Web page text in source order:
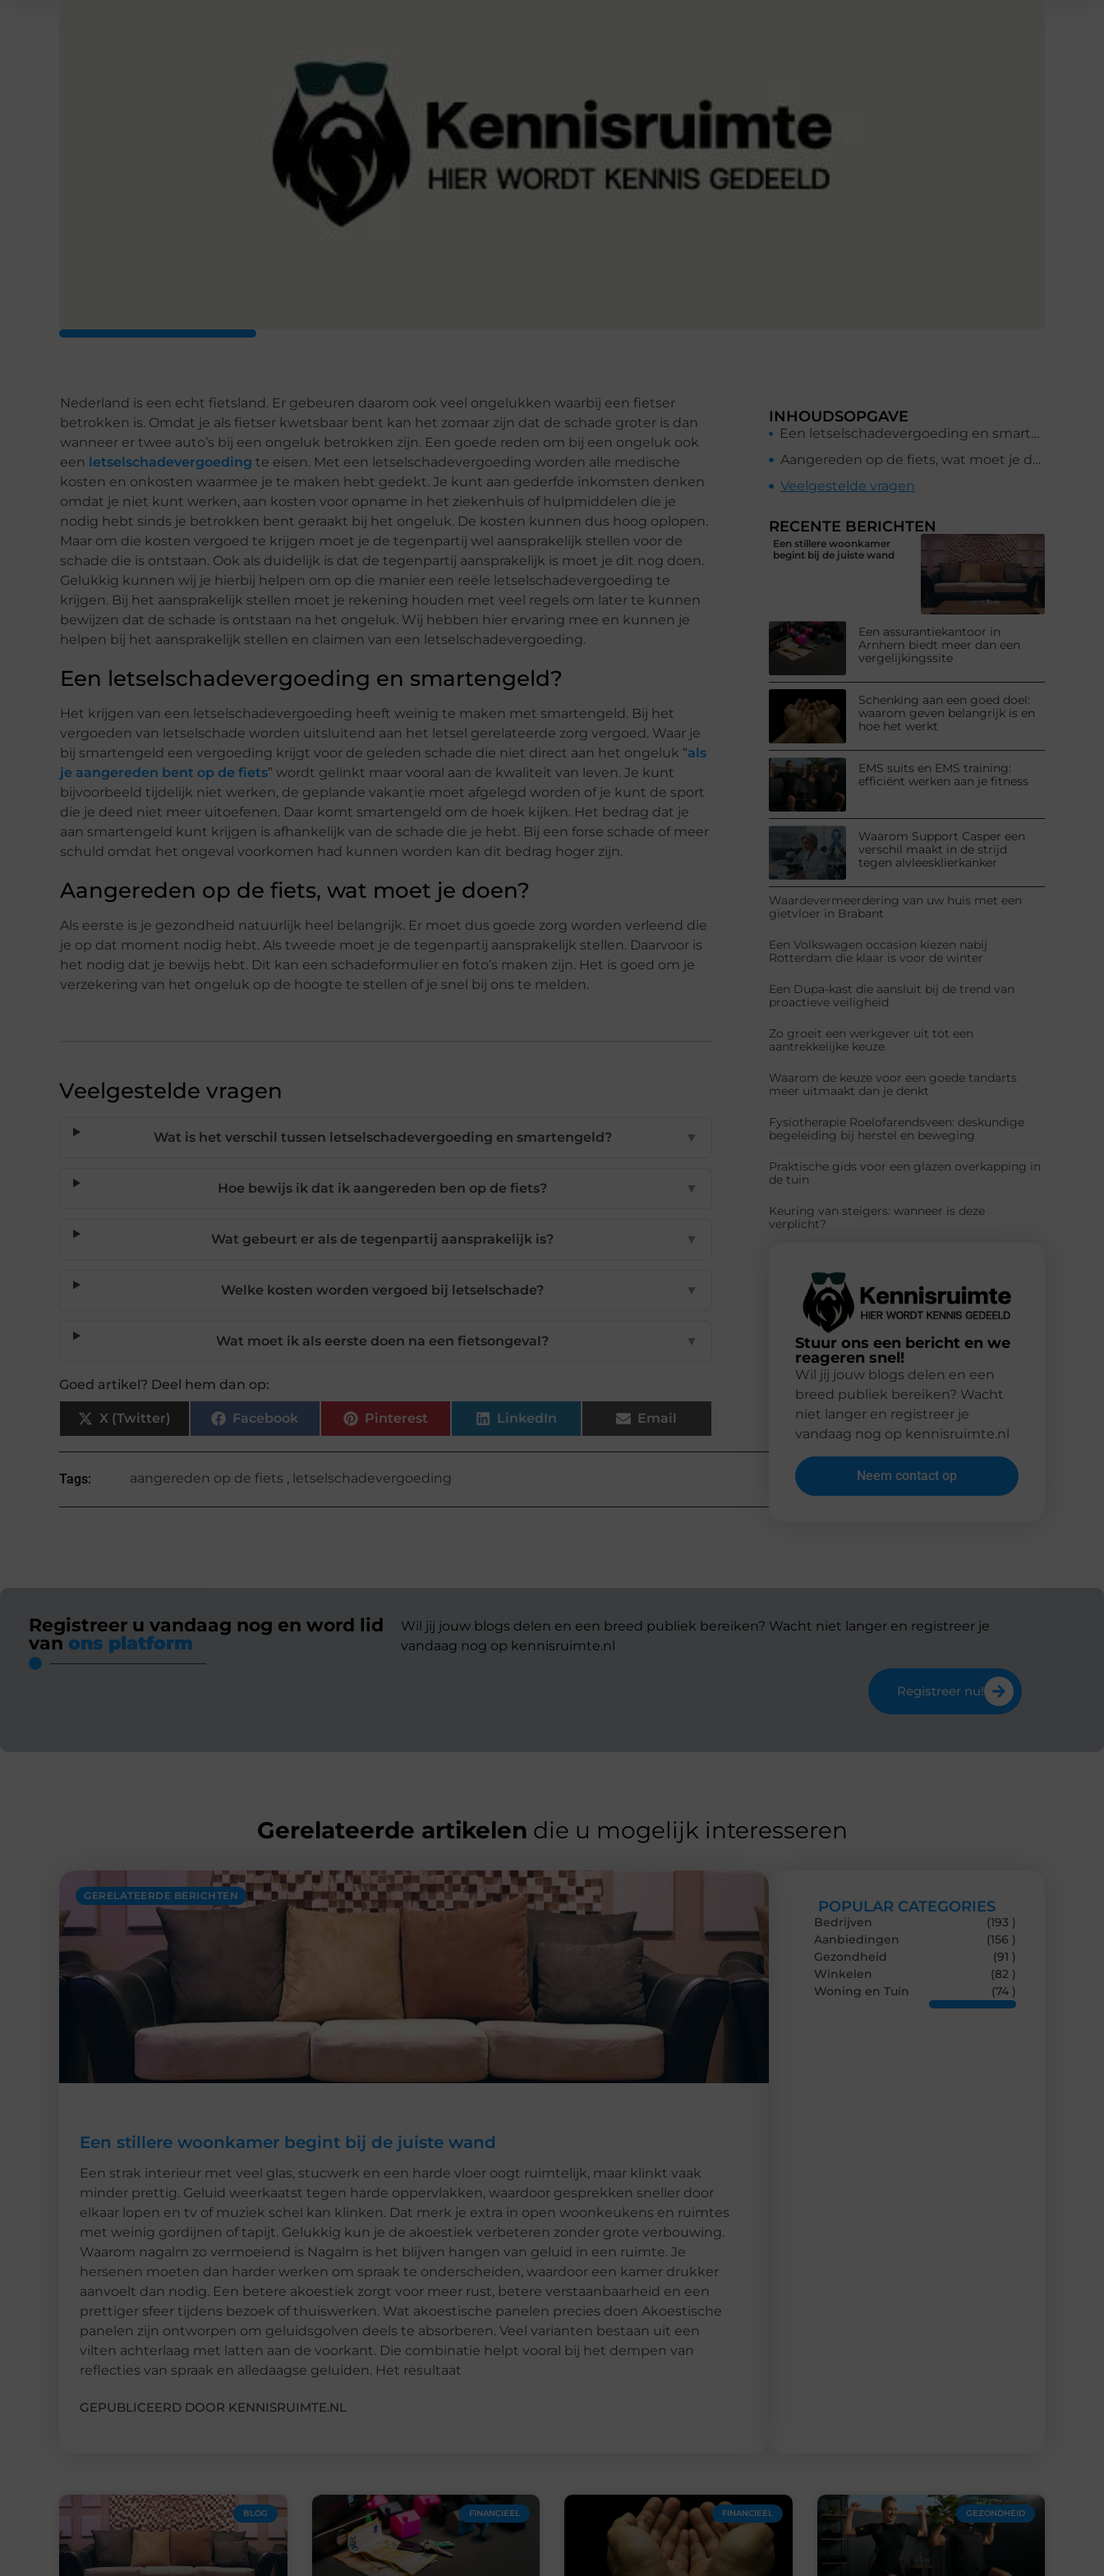
Nederland is een echt fietsland. Er gebeuren daarom ook veel ongelukken waarbij een fietser
betrokken is. Omdat je als fietser kwetsbaar bent kan het zomaar zijn dat de schade groter is dan
wanneer er twee auto’s bij een ongeluk betrokken zijn. Een goede reden om bij een ongeluk ook
een letselschadevergoeding te eisen. Met een letselschadevergoeding worden alle medische
kosten en onkosten waarmee je te maken hebt gedekt. Je kunt aan gederfde inkomsten denken
omdat je niet kunt werken, aan kosten voor opname in het ziekenhuis of hulpmiddelen die je
nodig hebt sinds je betrokken bent geraakt bij het ongeluk. De kosten kunnen dus hoog oplopen.
Maar om die kosten vergoed te krijgen moet je de tegenpartij wel aansprakelijk stellen voor de
schade die is ontstaan. Ook als duidelijk is dat de tegenpartij aansprakelijk is moet je dit nog doen.
Gelukkig kunnen wij je hierbij helpen om op die manier een reële letselschadevergoeding te
krijgen. Bij het aansprakelijk stellen moet je rekening houden met veel regels om later te kunnen
bewijzen dat de schade is ontstaan na het ongeluk. Wij hebben hier ervaring mee en kunnen je
helpen bij het aansprakelijk stellen en claimen van een letselschadevergoeding.
Een letselschadevergoeding en smartengeld?
Het krijgen van een letselschadevergoeding heeft weinig te maken met smartengeld. Bij het
vergoeden van letselschade worden uitsluitend aan het letsel gerelateerde zorg vergoed. Waar je
bij smartengeld een vergoeding krijgt voor de geleden schade die niet direct aan het ongeluk “als
je aangereden bent op de fiets” wordt gelinkt maar vooral aan de kwaliteit van leven. Je kunt
bijvoorbeeld tijdelijk niet werken, de geplande vakantie moet afgelegd worden of je kunt de sport
die je deed niet meer uitoefenen. Daar komt smartengeld om de hoek kijken. Het bedrag dat je
aan smartengeld kunt krijgen is afhankelijk van de schade die je hebt. Bij een forse schade of meer
schuld omdat het ongeval voorkomen had kunnen worden kan dit bedrag hoger zijn.
Aangereden op de fiets, wat moet je doen?
Als eerste is je gezondheid natuurlijk heel belangrijk. Er moet dus goede zorg worden verleend die
je op dat moment nodig hebt. Als tweede moet je de tegenpartij aansprakelijk stellen. Daarvoor is
het nodig dat je bewijs hebt. Dit kan een schadeformulier en foto’s maken zijn. Het is goed om je
verzekering van het ongeluk op de hoogte te stellen of je snel bij ons te melden.
Veelgestelde vragen
Wat is het verschil tussen letselschadevergoeding en smartengeld? ▼
Hoe bewijs ik dat ik aangereden ben op de fiets? ▼
Wat gebeurt er als de tegenpartij aansprakelijk is? ▼
Welke kosten worden vergoed bij letselschade? ▼
Wat moet ik als eerste doen na een fietsongeval? ▼
Goed artikel? Deel hem dan op:
X (Twitter) Facebook Pinterest LinkedIn Email
Tags: aangereden op de fiets , letselschadevergoeding
INHOUDSOPGAVE
Een letselschadevergoeding en smartengeld?
Aangereden op de fiets, wat moet je doen?
Veelgestelde vragen
RECENTE BERICHTEN
Een stillere woonkamer
begint bij de juiste wand
Een assurantiekantoor in
Arnhem biedt meer dan een
vergelijkingssite
Schenking aan een goed doel:
waarom geven belangrijk is en
hoe het werkt
EMS suits en EMS training:
efficiënt werken aan je fitness
Waarom Support Casper een
verschil maakt in de strijd
tegen alvleesklierkanker
Waardevermeerdering van uw huis met een
gietvloer in Brabant
Een Volkswagen occasion kiezen nabij
Rotterdam die klaar is voor de winter
Een Dupa-kast die aansluit bij de trend van
proactieve veiligheid
Zo groeit een werkgever uit tot een
aantrekkelijke keuze
Waarom de keuze voor een goede tandarts
meer uitmaakt dan je denkt
Fysiotherapie Roelofarendsveen: deskundige
begeleiding bij herstel en beweging
Praktische gids voor een glazen overkapping in
de tuin
Keuring van steigers: wanneer is deze
verplicht?
Stuur ons een bericht en we
reageren snel!
Wil jij jouw blogs delen en een
breed publiek bereiken? Wacht
niet langer en registreer je
vandaag nog op kennisruimte.nl
Neem contact op
Registreer u vandaag nog en word lid
van ons platform
Wil jij jouw blogs delen en een breed publiek bereiken? Wacht niet langer en registreer je
vandaag nog op kennisruimte.nl
Registreer nu!
Gerelateerde artikelen die u mogelijk interesseren
GERELATEERDE BERICHTEN
Een stillere woonkamer begint bij de juiste wand
Een strak interieur met veel glas, stucwerk en een harde vloer oogt ruimtelijk, maar klinkt vaak
minder prettig. Geluid weerkaatst tegen harde oppervlakken, waardoor gesprekken sneller door
elkaar lopen en tv of muziek schel kan klinken. Dat merk je extra in open woonkeukens en ruimtes
met weinig gordijnen of tapijt. Gelukkig kun je de akoestiek verbeteren zonder grote verbouwing.
Waarom nagalm zo vermoeiend is Nagalm is het blijven hangen van geluid in een ruimte. Je
hersenen moeten dan harder werken om spraak te onderscheiden, waardoor een kamer drukker
aanvoelt dan nodig. Een betere akoestiek zorgt voor meer rust, betere verstaanbaarheid en een
prettiger sfeer tijdens bezoek of thuiswerken. Wat akoestische panelen precies doen Akoestische
panelen zijn ontworpen om geluidsgolven deels te absorberen. Veel varianten bestaan uit een
vilten achterlaag met latten aan de voorkant. Die combinatie helpt vooral bij het dempen van
reflecties van spraak en alledaagse geluiden. Het resultaat
GEPUBLICEERD DOOR KENNISRUIMTE.NL
POPULAR CATEGORIES
Bedrijven
(193 )
Aanbiedingen
(156 )
Gezondheid
(91 )
Winkelen
(82 )
Woning en Tuin
(74 )
BLOG FINANCIEEL FINANCIEEL GEZONDHEID